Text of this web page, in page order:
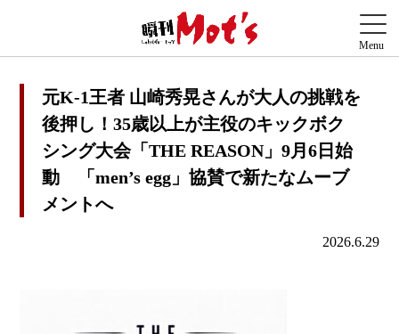
元K-1王者 山崎秀晃さんが大人の挑戦を
後押し！35歳以上が主役のキックボク
シング大会「THE REASON」9月6日始
動 「men’s egg」協賛で新たなムーブ
メントへ
2026.6.29